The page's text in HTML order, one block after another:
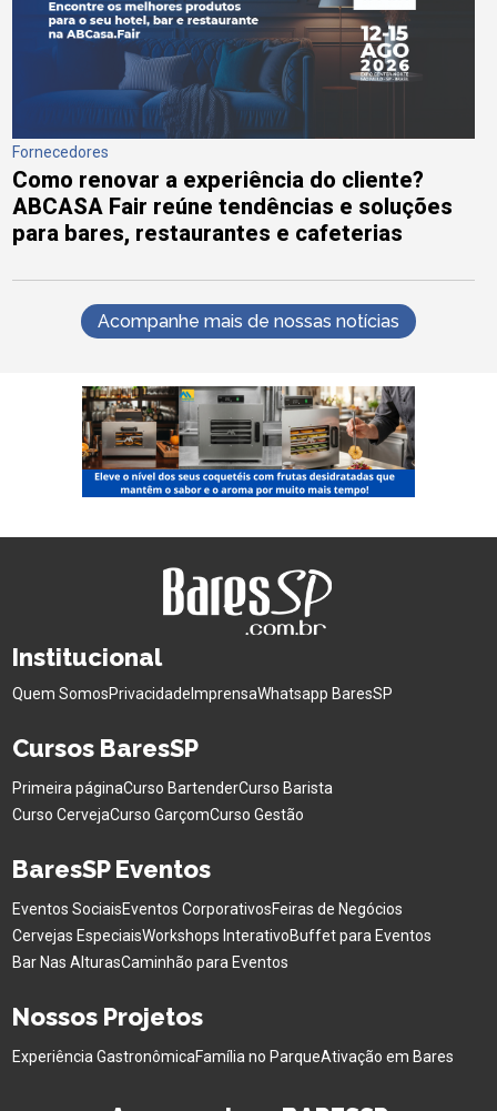
Fornecedores
Como renovar a experiência do cliente?
ABCASA Fair reúne tendências e soluções
para bares, restaurantes e cafeterias
Acompanhe mais de nossas notícias
Institucional
Quem SomosPrivacidade ImprensaWhatsapp BaresSP
Cursos BaresSP
Primeira páginaCurso BartenderCurso Barista
Curso CervejaCurso GarçomCurso Gestão
BaresSP Eventos
Eventos SociaisEventos CorporativosFeiras de Negócios
Cervejas EspeciaisWorkshops InterativoBuffet para Eventos
Bar Nas AlturasCaminhão para Eventos
Nossos Projetos
Experiência GastronômicaFamília no ParqueAtivação em Bares